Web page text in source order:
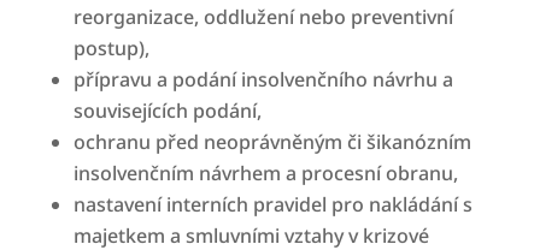
reorganizace, oddlužení nebo preventivní
postup),
přípravu a podání insolvenčního návrhu a
souvisejících podání,
ochranu před neoprávněným či šikanózním
insolvenčním návrhem a procesní obranu,
nastavení interních pravidel pro nakládání s
majetkem a smluvními vztahy v krizové